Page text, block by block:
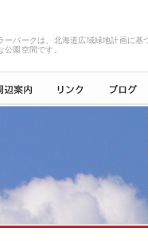
ーパークは、北海道広域緑地計画に
公園空間です。